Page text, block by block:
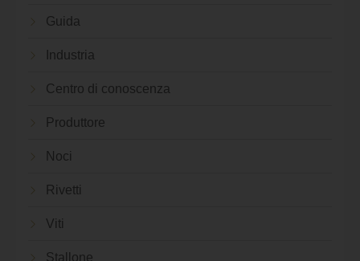
Guida
Industria
Centro di conoscenza
Produttore
Noci
Rivetti
Viti
Stallone